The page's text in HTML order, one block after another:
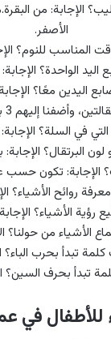
الإجابة: من
الأصفر.
المناسب للنوم؟
اليد الواحدة؟
معًا؟ الإجابة: 10
في السلة؟ الإجابة: 5
البرتقال؟ الإجابة:
الإجابة: تكون حسب
روائح الأشياء؟
الأشياء؟
الأشياء من حولنا؟
تبدأ بحرب الباء؟
تبدأ بحرف السين؟
في عمر 6